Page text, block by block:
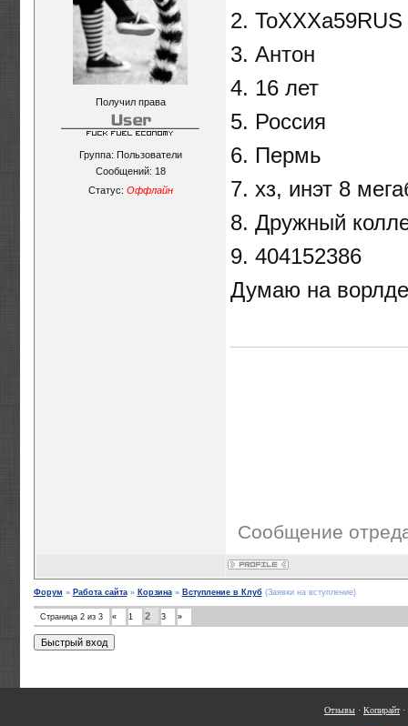
Получил права
Группа: Пользователи
Сообщений: 18
Статус: Оффлайн
2. ToXXXa59RUS
3. Антон
4. 16 лет
5. Россия
6. Пермь
7. хз, инэт 8
8. Дружный
9. 404152386
Думаю на
Сообщение
Форум » Работа сайта » Корзина » Вступление в Клуб (Заявки на вступление)
Страница 2из 3 « 1 2 3 »
Отзывы · Копирайт·